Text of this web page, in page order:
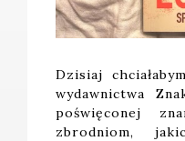
Dzisiaj
wydawnictwa
poświęconej
zbrodniom,